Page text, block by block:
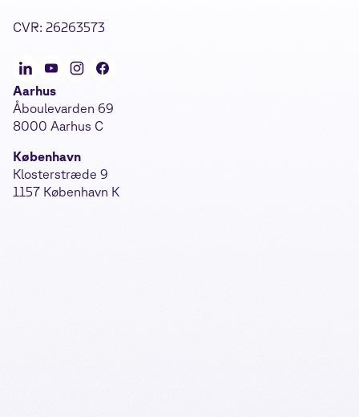
CVR: 26263573
Aarhus
Åboulevarden 69
8000 Aarhus C
København
Klosterstræde 9
1157 København K